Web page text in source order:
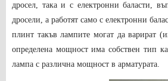
дросел, така и с електронни баласти,
дросели, а работят само с електронни
плинт такъвлампите могат да варират
определена мощност има собствен тип
лампа с различна мощност в арматурата.